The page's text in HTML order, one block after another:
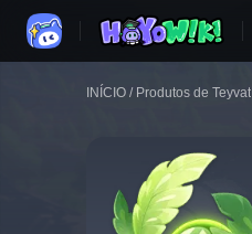
INÍCIO / Produtos de Teyvat